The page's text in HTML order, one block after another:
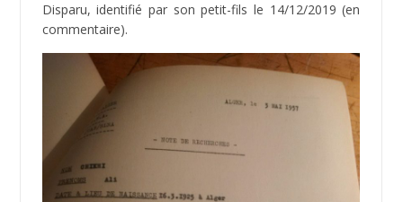
Disparu, identifié par son petit-fils le 14/12/2019 (en
commentaire).